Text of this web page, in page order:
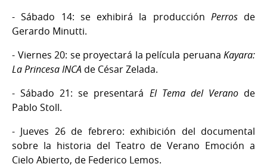
- Sábado 14: se exhibirá la producción Perrosde
Gerardo Minutti.
- Viernes 20: se proyectará la película peruana Kayara:
La Princesa INCA de César Zelada.
- Sábado 21: se presentará El Tema del Veranode
Pablo Stoll.
- Jueves 26 de febrero: exhibición del documental
sobre la historia del Teatro de Verano Emoción a
Cielo Abierto, de Federico Lemos.